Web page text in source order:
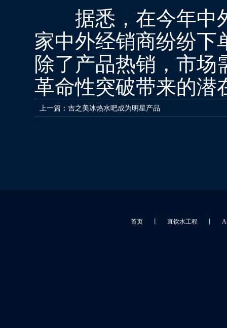
据悉，在今年中外
家中外经销商纷纷下
除了产品热销，市
革命性突破带来的潜
上一篇： 吉之美冰热水吧成为明星产品
首页 直饮水工程